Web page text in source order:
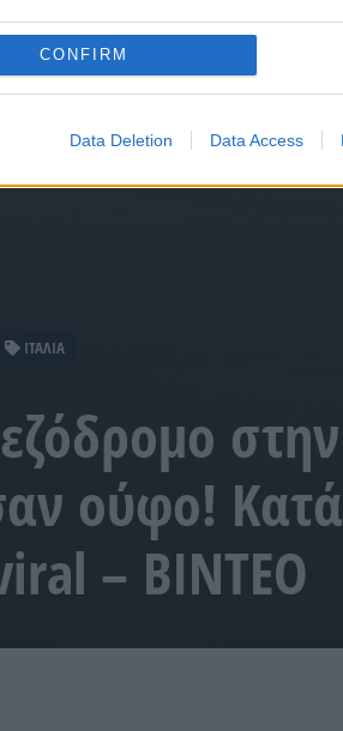
CONFIRM
Data Deletion Data Access
ΙΤΑΛΙΑ
ούφο!
– ΒΙΝΤΕΟ